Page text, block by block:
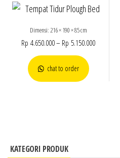
Dimensi: 216 × 190 × 85 cm
Rp 4.650.000– Rp 5.150.000
chat to order
KATEGORI PRODUK